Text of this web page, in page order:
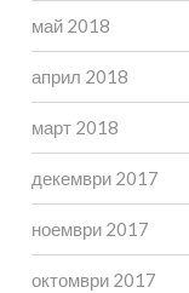
май 2018
април 2018
март 2018
декември 2017
ноември 2017
октомври 2017